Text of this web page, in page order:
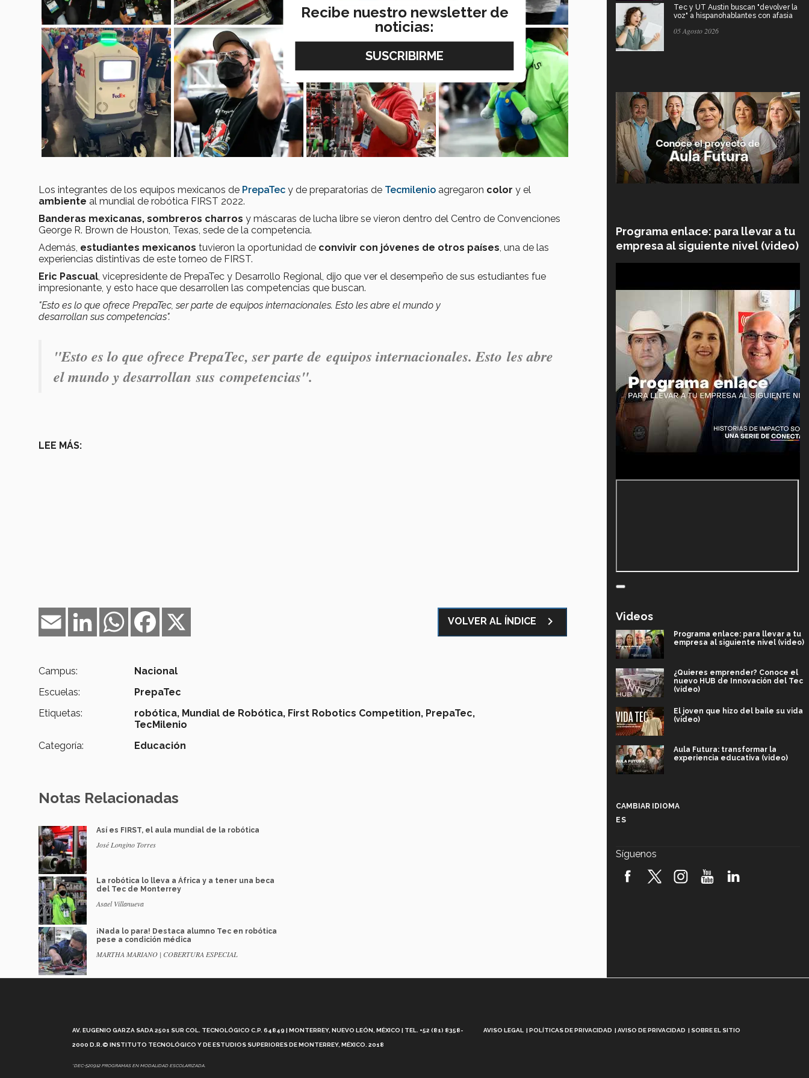
Los integrantes de los equipos mexicanos de PrepaTec y de preparatorias de Tecmilenio agregaron color y el
ambiente al mundial de robótica FIRST 2022.
Banderas mexicanas, sombreros charros y máscaras de lucha libre se vieron dentro del Centro de Convenciones
George R. Brown de Houston, Texas, sede de la competencia.
Además, estudiantes mexicanos tuvieron la oportunidad de convivir con jóvenes de otros países, una de las
experiencias distintivas de este torneo de FIRST.
Eric Pascual, vicepresidente de PrepaTec y Desarrollo Regional, dijo que ver el desempeño de sus estudiantes fue
impresionante, y esto hace que desarrollen las competencias que buscan.
"Esto es lo que ofrece PrepaTec, ser parte de equipos internacionales. Esto les abre el mundo y
desarrollan sus competencias".
"Esto es lo que ofrece PrepaTec, ser parte de equipos internacionales. Esto les abre
el mundo y desarrollan sus competencias".
LEE MÁS:
Facebook
WhatsApp
LinkedIn
Email
VOLVER AL ÍNDICE navigate_next
Campus:
Nacional
Escuelas:
PrepaTec
Etiquetas:
robótica, Mundial de Robótica, First Robotics Competition, PrepaTec,
TecMilenio
Categoría:
Educación
Notas Relacionadas
Así es FIRST, el aula mundial de la robótica
José Longino Torres
La robótica lo lleva a África y a tener una beca
del Tec de Monterrey
Asael Villanueva
¡Nada lo para! Destaca alumno Tec en robótica
pese a condición médica
MARTHA MARIANO | COBERTURA ESPECIAL
Tec y UT Austin buscan "devolver la
voz" a hispanohablantes con afasia
05 Agosto 2026
Programa enlace: para llevar a tu
empresa al siguiente nivel (video)
Videos
Programa enlace: para llevar a tu
empresa al siguiente nivel (video)
¿Quieres emprender? Conoce el
nuevo HUB de Innovación del Tec
(video)
El joven que hizo del baile su vida
(video)
Aula Futura: transformar la
experiencia educativa (video)
robótica FIRST 2026! (video)
Vida Tec: Feminismo e Inteligencia
CAMBIAR IDIOMA
ES
Síguenos
AV. EUGENIO GARZA SADA 2501 SUR COL. TECNOLÓGICO C.P. 64849 | MONTERREY, NUEVO LEÓN, MÉXICO | TEL. +52 (81) 8358-
2000 D.R.© INSTITUTO TECNOLÓGICO Y DE ESTUDIOS SUPERIORES DE MONTERREY, MÉXICO. 2018
*DEC-520912 PROGRAMAS EN MODALIDAD ESCOLARIZADA.
AVISO LEGAL POLÍTICAS DE PRIVACIDAD AVISO DE PRIVACIDAD SOBRE EL SITIO
Recibe nuestro newsletter de
noticias: